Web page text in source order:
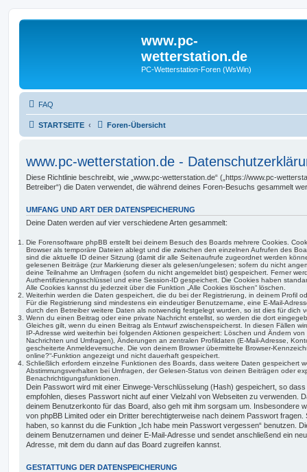
www.pc-
wetterstation.de
PC-Wetterstation-Foren (WsWin)
FAQ
STARTSEITE Foren-Übersicht
www.pc-wetterstation.de -
Diese Richtlinie beschreibt, wie „www.pc-wetterstation.de“ („https://www.pc-
Betreiber“) die Daten verwendet, die während deines Foren-Besuchs gesammelt
UMFANG UND ART DER DATENSPEICHERUNG
Deine Daten werden auf vier verschiedene Arten gesammelt:
Die Forensoftware phpBB erstellt bei deinem Besuch des Boards mehrere Cookies.
Browser als temporäre Dateien ablegt und die zwischen den einzelnen Aufrufen des
sind die aktuelle ID deiner Sitzung (damit dir alle Seitenaufrufe zugeordnet werden
gelesenen Beiträge (zur Markierung dieser als gelesen/ungelesen; sofern du nicht
deine Teilnahme an Umfragen (sofern du nicht angemeldet bist) gespeichert. Ferner
Authentifizierungsschlüssel und eine Session-ID gespeichert. Die Cookies haben
Alle Cookies kannst du jederzeit über die Funktion „Alle Cookies löschen“ löschen.
Weiterhin werden die Daten gespeichert, die du bei der Registrierung, in deinem Profil
Für die Registrierung sind mindestens ein eindeutiger Benutzername, eine E-Mail-
durch den Betreiber weitere Daten als notwendig festgelegt wurden, so ist dies für dich
Wenn du einen Beitrag oder eine private Nachricht erstellst, so werden die dort
Gleiches gilt, wenn du einen Beitrag als Entwurf zwischenspeicherst. In diesen Fällen
IP-Adresse wird weiterhin bei folgenden Aktionen gespeichert: Löschen und Ändern
Nachrichten und Umfragen), Änderungen an zentralen Profildaten (E-Mail-Adresse,
gescheiterte Anmeldeversuche. Die von deinem Browser übermittelte Browser-
online?“-Funktion angezeigt und nicht dauerhaft gespeichert.
Schließlich erfordern einzelne Funktionen des Boards, dass weitere Daten gespeichert
Abstimmungsverhalten bei Umfragen, der Gelesen-Status von deinen Beiträgen oder
Benachrichtigungsfunktionen.
Dein Passwort wird mit einer Einwege-Verschlüsselung (Hash) gespeichert, so
empfohlen, dieses Passwort nicht auf einer Vielzahl von Webseiten zu verwenden.
deinem Benutzerkonto für das Board, also geh mit ihm sorgsam um. Insbesondere
von phpBB Limited oder ein Dritter berechtigterweise nach deinem Passwort
haben, so kannst du die Funktion „Ich habe mein Passwort vergessen“ benutzen.
deinem Benutzernamen und deiner E-Mail-Adresse und sendet anschließend ein
Adresse, mit dem du dann auf das Board zugreifen kannst.
GESTATTUNG DER DATENSPEICHERUNG